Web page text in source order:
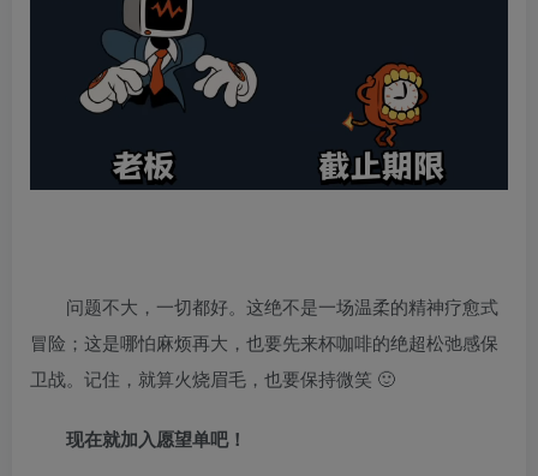
问题不大，一切都好。这绝不是一场温柔的精神疗愈式
冒险；这是哪怕麻烦再大，也要先来杯咖啡的绝超松弛感保
卫战。记住，就算火烧眉毛，也要保持微笑 🙂
现在就加入愿望单吧！